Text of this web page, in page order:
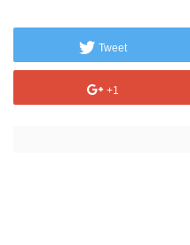
Tweet
+1